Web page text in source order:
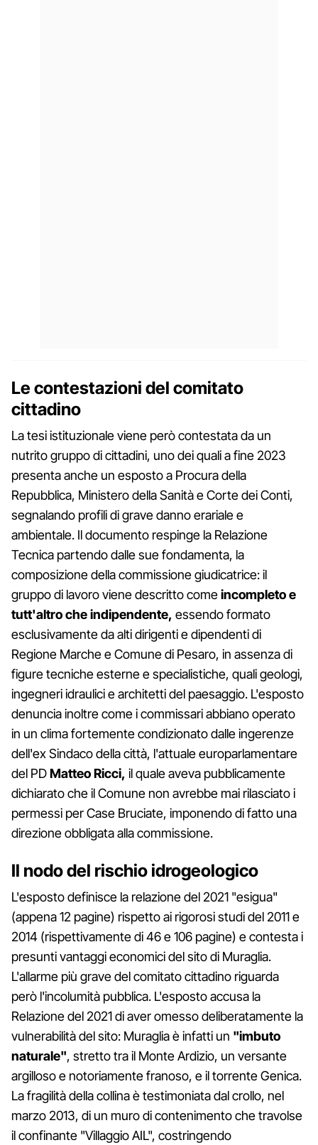
Le contestazioni del comitato
cittadino
La tesi istituzionale viene però contestata da un
nutrito gruppo di cittadini, uno dei quali a fine 2023
presenta anche un esposto a Procura della
Repubblica, Ministero della Sanità e Corte dei Conti,
segnalando profili di grave danno erariale e
ambientale. Il documento respinge la Relazione
Tecnica partendo dalle sue fondamenta, la
composizione della commissione giudicatrice: il
gruppo di lavoro viene descritto comeincompleto e
tutt'altro che indipendente, essendo formato
esclusivamente da alti dirigenti e dipendenti di
Regione Marche e Comune di Pesaro, in assenza di
figure tecniche esterne e specialistiche, quali geologi,
ingegneri idraulici e architetti del paesaggio. L'esposto
denuncia inoltre come i commissari abbiano operato
in un clima fortemente condizionato dalle ingerenze
dell'ex Sindaco della città, l'attuale europarlamentare
del PDMatteo Ricci, il quale aveva pubblicamente
dichiarato che il Comune non avrebbe mai rilasciato i
permessi per Case Bruciate, imponendo di fatto una
direzione obbligata alla commissione.
Il nodo del rischio idrogeologico
L'esposto definisce la relazione del 2021 "esigua"
(appena 12 pagine) rispetto ai rigorosi studi del 2011 e
2014 (rispettivamente di 46 e 106 pagine) e contesta i
presunti vantaggi economici del sito di Muraglia.
L'allarme più grave del comitato cittadino riguarda
però l'incolumità pubblica. L'esposto accusa la
Relazione del 2021 di aver omesso deliberatamente la
vulnerabilità del sito: Muraglia è infatti un "imbuto
naturale", stretto tra il Monte Ardizio, un versante
argilloso e notoriamente franoso, e il torrente Genica.
La fragilità della collina è testimoniata dal crollo, nel
marzo 2013, di un muro di contenimento che travolse
il confinante "Villaggio AIL", costringendo